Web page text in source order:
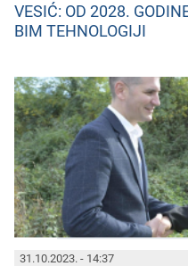
VESIĆ: OD 2028.
BIM TEHNOLOGIJI
31.10.2023. - 14:37